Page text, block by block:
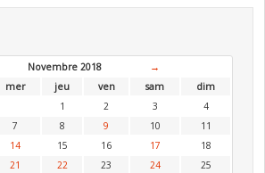
Novembre 2018
→
mer jeu ven sam
dim
1
2 3
4
7 8 9 10
11
14 15 16 17
18
21 22 23 24
25